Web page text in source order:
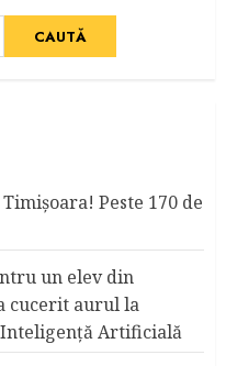
CAUTĂ
Peste 170 de
un elev din
cucerit aurul la
Artificială